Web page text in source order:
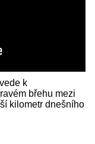
k
břehu mezi
kilometr dnešního